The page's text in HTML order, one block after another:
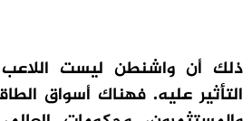
ذلك أن واشنطن ليست
التأثير عليه. فهناك أسواق